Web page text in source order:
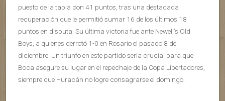
puesto de la tabla con 41 puntos, tras una destacada
recuperación que le permitió sumar 16 de los últimos 18
puntos en disputa. Su última victoria fue ante Newell’s Old
Boys, a quienes derrotó 1-0 en Rosario el pasado 8 de
diciembre. Un triunfo en este partido sería crucial para que
Boca asegure su lugar en el repechaje de la Copa Libertadores,
siempre que Huracán no logre consagrarse el domingo.